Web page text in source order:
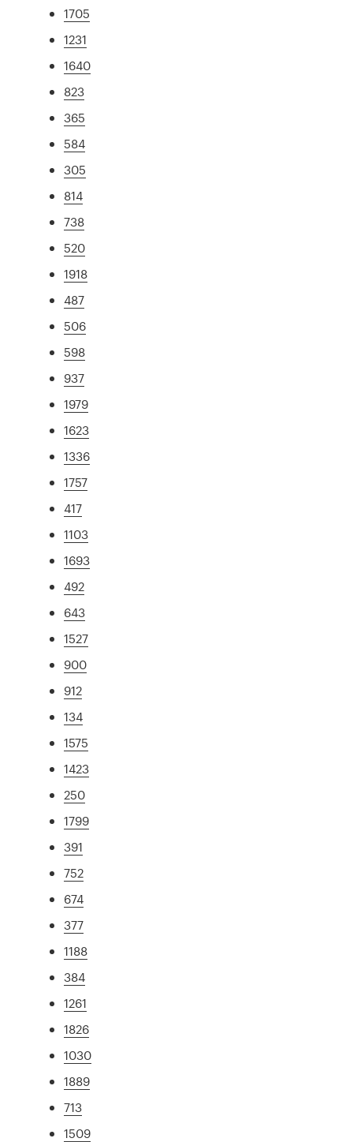
1705
1231
1640
823
365
584
305
814
738
520
1918
487
506
598
937
1979
1623
1336
1757
417
1103
1693
492
643
1527
900
912
134
1575
1423
250
1799
391
752
674
377
1188
384
1261
1826
1030
1889
713
1509